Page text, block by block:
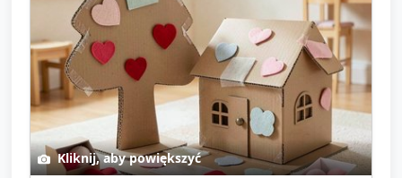
Kliknij, aby powiększyć